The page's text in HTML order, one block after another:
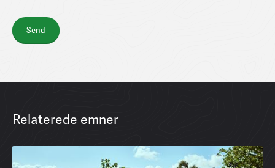
Send
Relaterede emner